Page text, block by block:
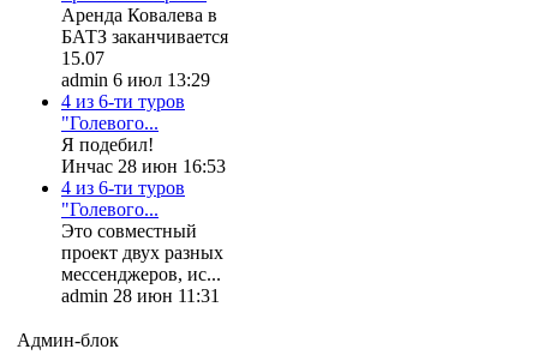
Аренда Ковалева в
БАТЗ заканчивается
15.07
admin 6 июл 13:29
4 из 6-ти туров
"Голевого...
Я подебил!
Инчас 28 июн 16:53
4 из 6-ти туров
"Голевого...
Это совместный
проект двух разных
мессенджеров, ис...
admin 28 июн 11:31
Админ-блок